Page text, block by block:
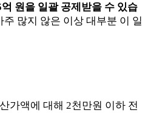
원을 일괄 공제받을 수 있습
많지 않은 이상 대부분 이 일
가액에 대해 2천만원 이하 전